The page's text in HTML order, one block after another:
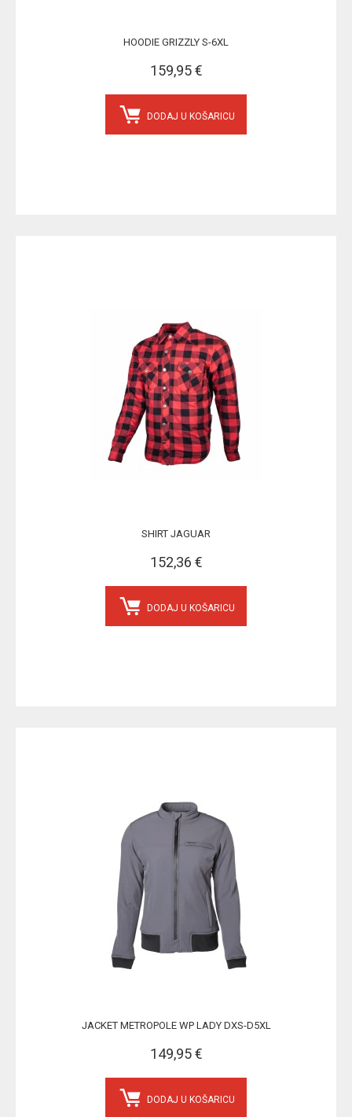
HOODIE GRIZZLY S-6XL
159,95 €
DODAJ U KOŠARICU
SHIRT JAGUAR
152,36 €
DODAJ U KOŠARICU
JACKET METROPOLE WP LADY DXS-D5XL
149,95 €
DODAJ U KOŠARICU